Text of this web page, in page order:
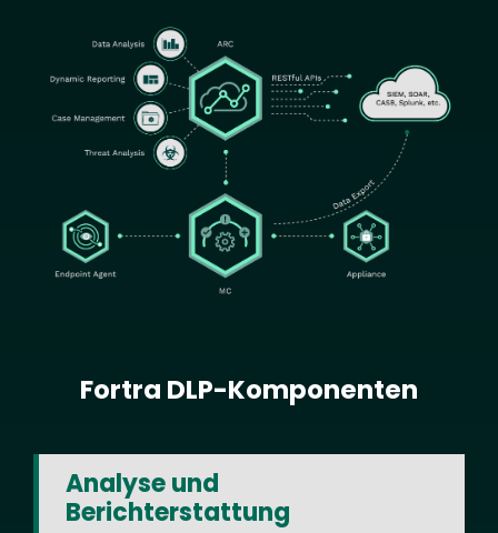
Fortra DLP-Komponenten
Analyse und
Berichterstattung